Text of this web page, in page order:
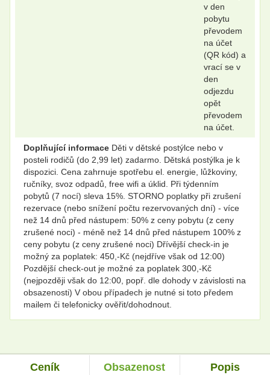
v den
pobytu
převodem
na účet
(QR kód) a
vrací se v
den
odjezdu
opět
převodem
na účet.
Doplňující informace Děti v dětské postýlce nebo v
posteli rodičů (do 2,99 let) zadarmo. Dětská postýlka je k
dispozici. Cena zahrnuje spotřebu el. energie, lůžkoviny,
ručníky, svoz odpadů, free wifi a úklid. Při týdenním
pobytů (7 nocí) sleva 15%. STORNO poplatky při zrušení
rezervace (nebo snížení počtu rezervovaných dní) - více
než 14 dnů před nástupem: 50% z ceny pobytu (z ceny
zrušené noci) - méně než 14 dnů před nástupem 100% z
ceny pobytu (z ceny zrušené noci) Dřívější check-in je
možný za poplatek: 450,-Kč (nejdříve však od 12:00)
Pozdější check-out je možné za poplatek 300,-Kč
(nejpozději však do 12:00, popř. dle dohody v závislosti na
obsazenosti) V obou případech je nutné si toto předem
mailem či telefonicky ověřit/dohodnout.
Ceník Obsazenost Popis